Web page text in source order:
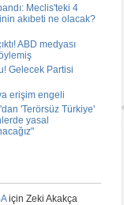
Meclis'teki 4
akıbeti ne olacak?
ABD medyası
Gelecek Partisi
erişim engeli
'Terörsüz Türkiye'
yasal
için Zeki Akakça